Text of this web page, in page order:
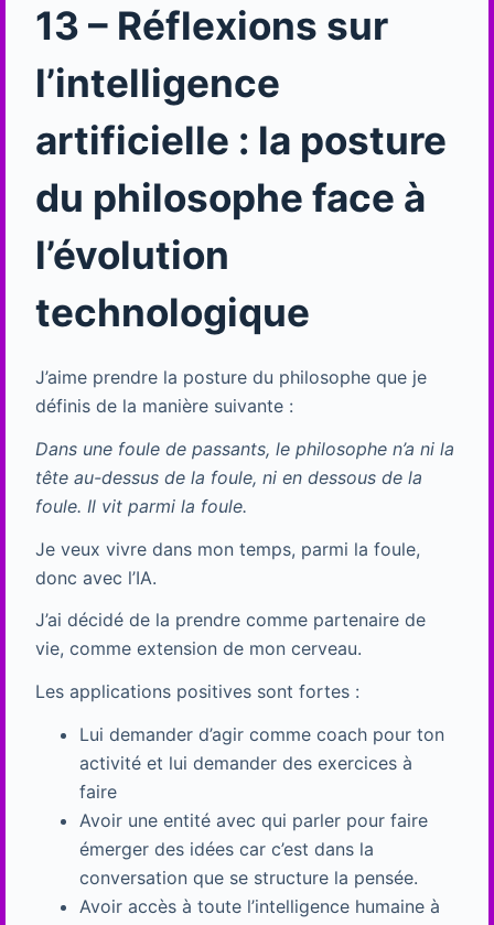
13 – Réflexions sur
l’intelligence
artificielle : la posture
du philosophe face à
l’évolution
technologique
J’aime prendre la posture du philosophe que je
définis de la manière suivante :
Dans une foule de passants, le philosophe n’a ni la
tête au-dessus de la foule, ni en dessous de la
foule. Il vit parmi la foule.
Je veux vivre dans mon temps, parmi la foule,
donc avec l’IA.
J’ai décidé de la prendre comme partenaire de
vie, comme extension de mon cerveau.
Les applications positives sont fortes :
Lui demander d’agir comme coach pour ton
activité et lui demander des exercices à
faire
Avoir une entité avec qui parler pour faire
émerger des idées car c’est dans la
conversation que se structure la pensée.
Avoir accès à toute l’intelligence humaine à